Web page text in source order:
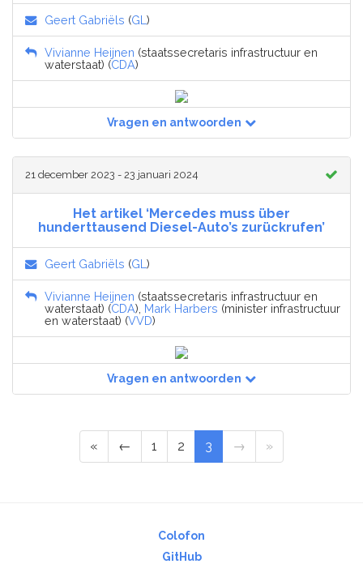
Geert Gabriëls (GL )
Vivianne Heijnen (staatssecretaris infrastructuur en
waterstaat) (CDA)
Vragen en antwoorden
21 december 2023 - 23 januari 2024
Het artikel ‘Mercedes muss über
hunderttausend Diesel-Auto’s zurückrufen’
Geert Gabriëls (GL )
Vivianne Heijnen (staatssecretaris infrastructuur en
waterstaat) (CDA), Mark Harbers (minister infrastructuur
en waterstaat) (VVD)
Vragen en antwoorden
« ← 1 2 3 → »
Colofon
GitHub